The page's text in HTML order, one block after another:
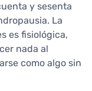
y sesenta
La
es fisiológica,
nada al
como algo sin